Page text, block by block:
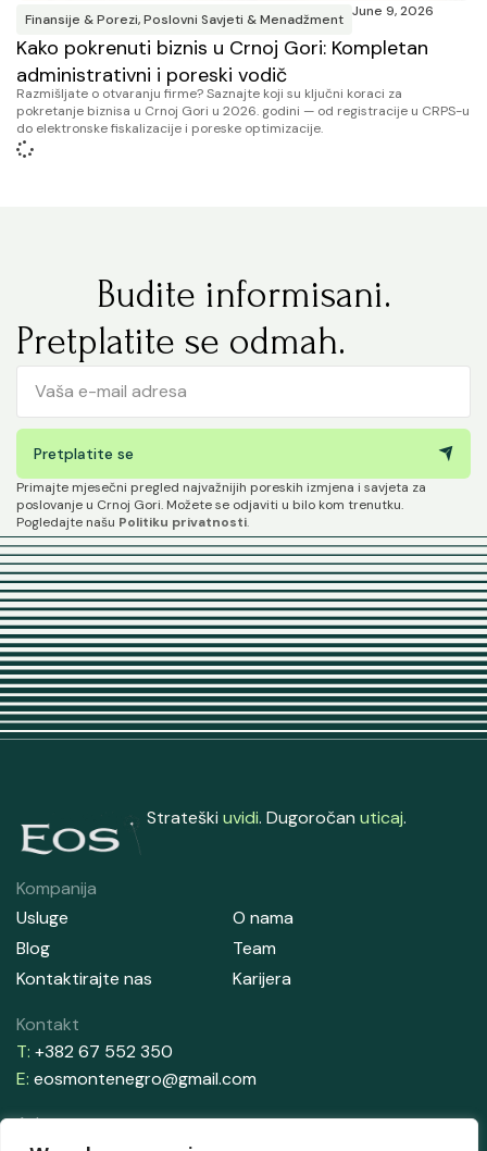
Finansije & Porezi,Poslovni Savjeti & Menadžment June 9, 2026
Kako pokrenuti biznis u Crnoj Gori: Kompletan
administrativni i poreski vodič
Razmišljate o otvaranju firme? Saznajte koji su ključni koraci za
pokretanje biznisa u Crnoj Gori u 2026. godini — od registracije u CRPS-u
do elektronske fiskalizacije i poreske optimizacije.
Budite informisani.
Pretplatite se odmah.
Pretplatite se
Primajte mjesečni pregled najvažnijih poreskih izmjena i savjeta za
poslovanje u Crnoj Gori. Možete se odjaviti u bilo kom trenutku.
Pogledajte našu Politiku privatnosti.
Strateški uvidi. Dugoročan uticaj.
Kompanija
Usluge
Blog
Kontaktirajte nas
O nama
Team
Karijera
Kontakt
T: +382 67 552 350
E: eosmontenegro@gmail.com
Adresa